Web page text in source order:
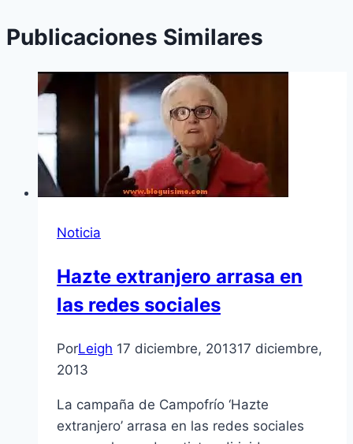
Publicaciones Similares
Noticia
Hazte extranjero arrasa en
las redes sociales
PorLeigh 17 diciembre, 201317 diciembre,
2013
La campaña de Campofrío ‘Hazte
extranjero’ arrasa en las redes sociales